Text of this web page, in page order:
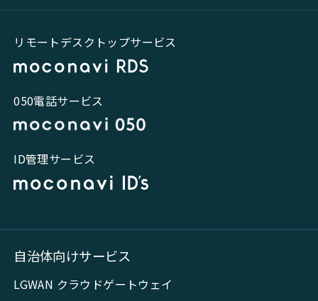
リモートデスクトップサービス
050電話サービス
ID管理サービス
自治体向けサービス
LGWAN クラウドゲートウェイ